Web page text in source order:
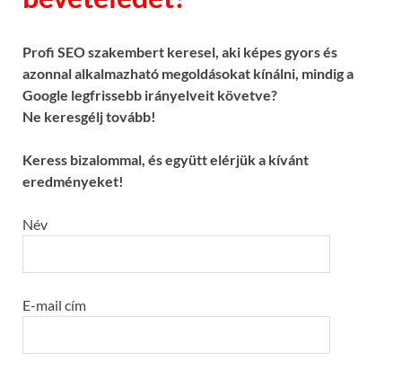
Profi SEO szakembert keresel, aki képes gyors és
azonnal alkalmazható megoldásokat kínálni, mindig a
Google legfrissebb irányelveit követve?
Ne keresgélj tovább!
Keress bizalommal, és együtt elérjük a kívánt
eredményeket!
Név
E-mail cím